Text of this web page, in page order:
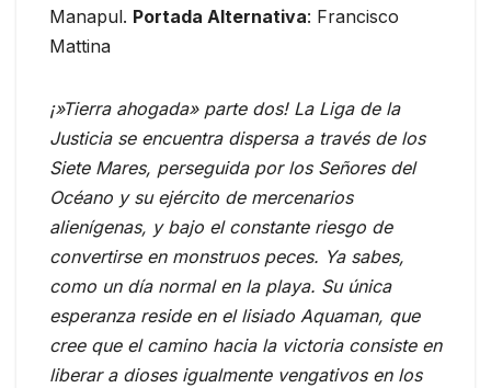
Manapul. Portada Alternativa: Francisco
Mattina
¡»Tierra ahogada» parte dos! La Liga de la
Justicia se encuentra dispersa a través de los
Siete Mares, perseguida por los Señores del
Océano y su ejército de mercenarios
alienígenas, y bajo el constante riesgo de
convertirse en monstruos peces. Ya sabes,
como un día normal en la playa. Su única
esperanza reside en el lisiado Aquaman, que
cree que el camino hacia la victoria consiste en
liberar a dioses igualmente vengativos en los